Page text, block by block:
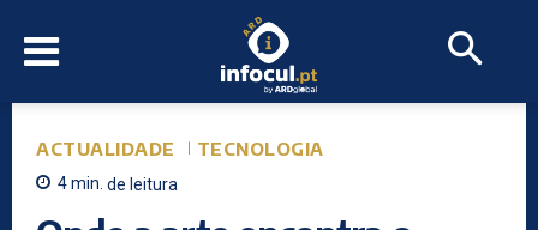
ACTUALIDADE TECNOLOGIA
4min. de leitura